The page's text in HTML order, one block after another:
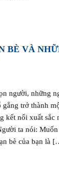
BÈ VÀ
người, những
trở thành
kết nối xuất sắc
ta nói:
bè của bạn là